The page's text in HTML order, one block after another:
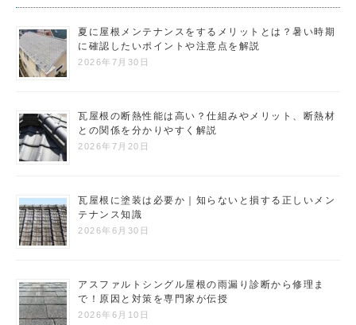
夏に屋根メンテナンスをするメリットとは？暑い時期
に確認したいポイントや注意点を解説
2026年7月30日
瓦屋根の断熱性能は高い？仕組みやメリット、断熱材
との関係を分かりやすく解説
2026年7月20日
瓦屋根に塗装は必要か｜知らないと損する正しいメン
テナンス知識
2026年6月30日
アスファルトシングル屋根の雨漏り診断から修理ま
で！原因と対策を専門家が伝授
2026年6月10日